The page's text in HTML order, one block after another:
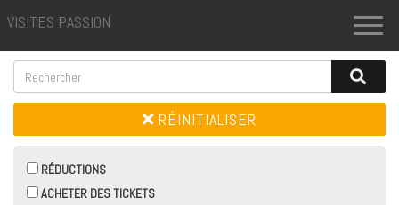
VISITES PASSION
RÉINITIALISER
RÉDUCTIONS
ACHETER DES TICKETS